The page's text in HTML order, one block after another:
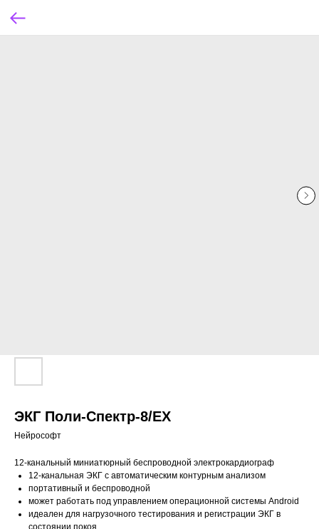
ЭКГ Поли-Спектр-8/EX
Нейрософт
12-канальный миниатюрный беспроводной электрокардиограф
12-канальная ЭКГ с автоматическим контурным анализом
портативный и беспроводной
может работать под управлением операционной системы Android
идеален для нагрузочного тестирования и регистрации ЭКГ в
состоянии покоя